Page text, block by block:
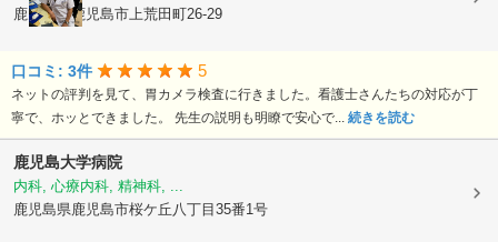
鹿児島県鹿児島市上荒田町26-29
口コミ: 3件 5
ネットの評判を見て、胃カメラ検査に行きました。看護士さんたちの対応が丁
寧で、ホッとできました。 先生の説明も明瞭で安心で... 続きを読む
鹿児島大学病院
内科, 心療内科, 精神科, ...
鹿児島県鹿児島市桜ケ丘八丁目35番1号